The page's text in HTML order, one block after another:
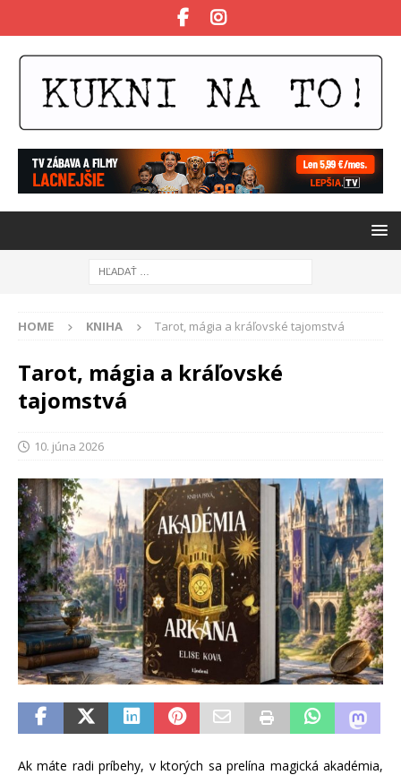
HOME KNIHA Tarot, mágia a kráľovské tajomstvá
Tarot, mágia a kráľovské
tajomstvá
10. júna 2026
Ak máte radi príbehy, v ktorých sa prelína magická akadémia,